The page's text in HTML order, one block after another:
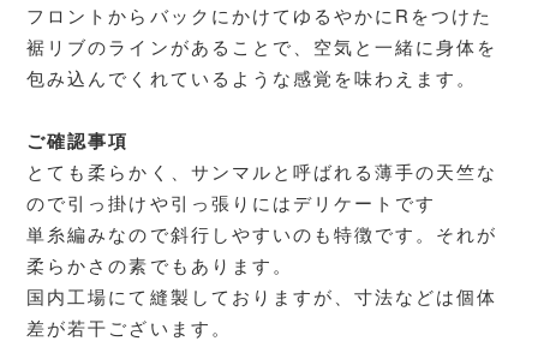
フロントからバックにかけてゆるやかにRをつけた
裾リブのラインがあることで、空気と一緒に身体を
包み込んでくれているような感覚を味わえます。
ご確認事項
とても柔らかく、サンマルと呼ばれる薄手の天竺な
ので引っ掛けや引っ張りにはデリケートです
単糸編みなので斜行しやすいのも特徴です。それが
柔らかさの素でもあります。
国内工場にて縫製しておりますが、寸法などは個体
差が若干ございます。